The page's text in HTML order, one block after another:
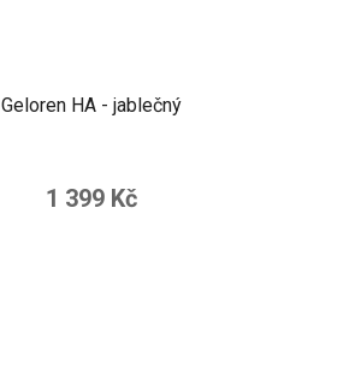
Geloren HA - jablečný
1 399 Kč